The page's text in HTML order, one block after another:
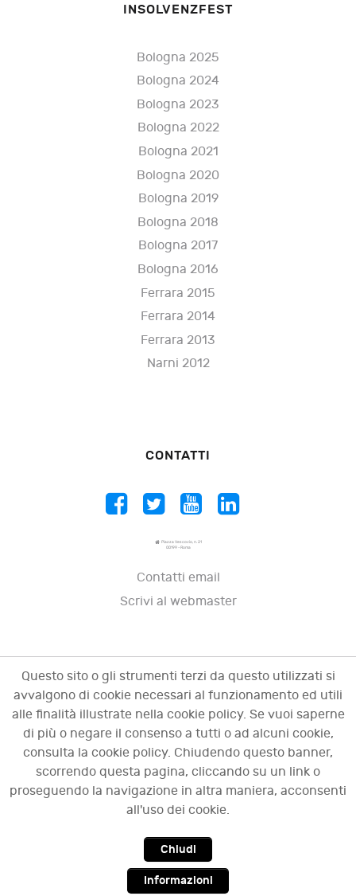
INSOLVENZFEST
Bologna 2025
Bologna 2024
Bologna 2023
Bologna 2022
Bologna 2021
Bologna 2020
Bologna 2019
Bologna 2018
Bologna 2017
Bologna 2016
Ferrara 2015
Ferrara 2014
Ferrara 2013
Narni 2012
CONTATTI
Piazza Vescovio, n. 21
00199 - Roma
Contatti email
Scrivi al webmaster
© 2009 - 2026 OCI - Osservatorio sulle crisi
d'impresa. Tutti i diritti riservati.
Questo sito o gli strumenti terzi da questo utilizzati si
avvalgono di cookie necessari al funzionamento ed utili
alle finalità illustrate nella cookie policy. Se vuoi saperne
di più o negare il consenso a tutti o ad alcuni cookie,
consulta la cookie policy. Chiudendo questo banner,
scorrendo questa pagina, cliccando su un link o
proseguendo la navigazione in altra maniera, acconsenti
all'uso dei cookie.
Chiudi
Informazioni